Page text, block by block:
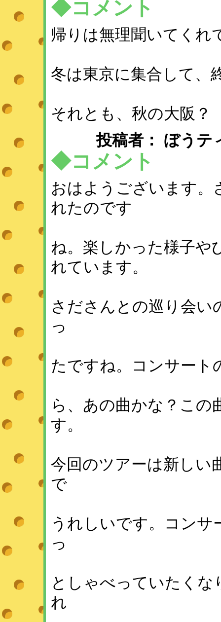
◆コメント
帰りは無理聞いてくれ
冬は東京に集合して、
それとも、秋の大阪？
投稿者： ぼうテ
◆コメント
おはようございます。
れたのです
ね。楽しかった様子や
れています。
さださんとの巡り会い
っ
たですね。コンサート
ら、あの曲かな？この
す。
今回のツアーは新しい
で
うれしいです。コンサ
っ
としゃべっていたく
れ